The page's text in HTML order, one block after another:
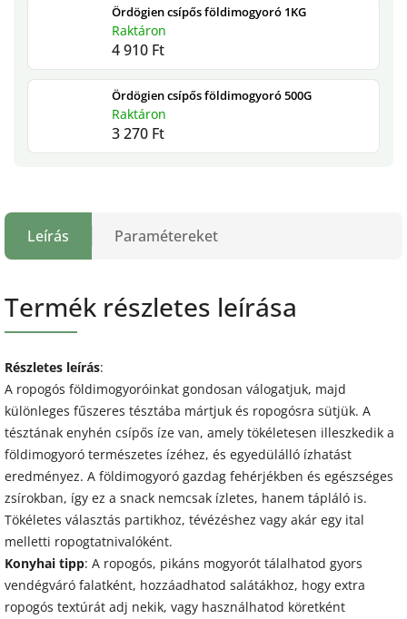
Ördögien csípős földimogyoró 1KG
Raktáron
4 910 Ft
Ördögien csípős földimogyoró 500G
Raktáron
3 270 Ft
Leírás Paramétereket
Termék részletes leírása
Részletes leírás:
A ropogós földimogyoróinkat gondosan válogatjuk, majd
különleges fűszeres tésztába mártjuk és ropogósra sütjük. A
tésztának enyhén csípős íze van, amely tökéletesen illeszkedik a
földimogyoró természetes ízéhez, és egyedülálló ízhatást
eredményez. A földimogyoró gazdag fehérjékben és egészséges
zsírokban, így ez a snack nemcsak ízletes, hanem tápláló is.
Tökéletes választás partikhoz, tévézéshez vagy akár egy ital
melletti ropogtatnivalóként.
Konyhai tipp: A ropogós, pikáns mogyorót tálalhatod gyors
vendégváró falatként, hozzáadhatod salátákhoz, hogy extra
ropogós textúrát adj nekik, vagy használhatod köretként